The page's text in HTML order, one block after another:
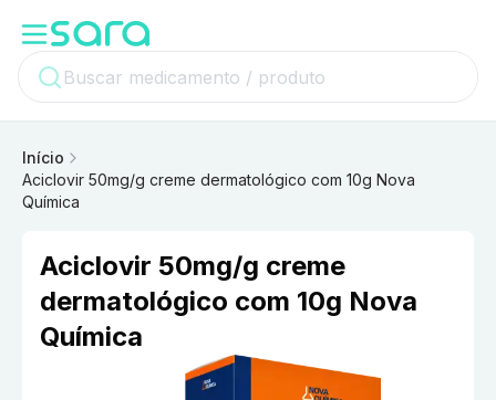
Início
Aciclovir 50mg/g creme dermatológico com 10g Nova
Química
Aciclovir 50mg/g creme
dermatológico com 10g Nova
Química